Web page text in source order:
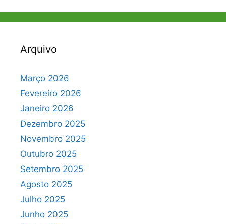
Arquivo
Março 2026
Fevereiro 2026
Janeiro 2026
Dezembro 2025
Novembro 2025
Outubro 2025
Setembro 2025
Agosto 2025
Julho 2025
Junho 2025